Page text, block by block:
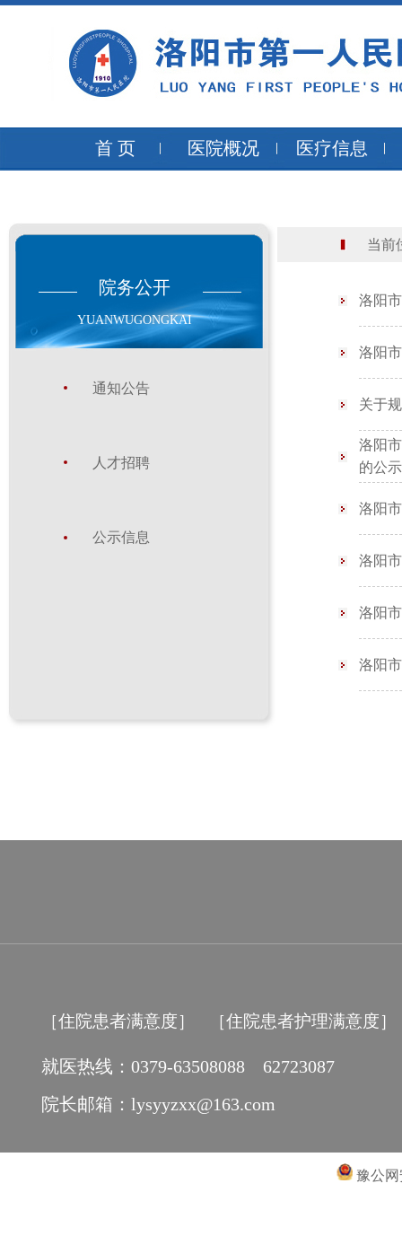
首 页 医院概况 医疗信息
院务公开
YUANWUGONGKAI
通知公告
人才招聘
公示信息
当前
洛阳
洛阳
关于
洛阳
的公示
洛阳
洛阳
洛阳
洛阳
［住院患者满意度］ ［住院患者护理满意度］
就医热线：0379-63508088 62723087
院长邮箱：lysyyzxx@163.com
豫公网